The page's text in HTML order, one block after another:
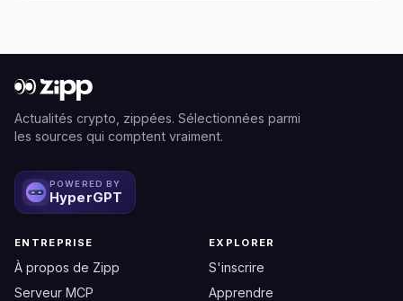
Actualités crypto, zippées. Sélectionnées parmi
les sources qui comptent vraiment.
POWERED BY
HyperGPT
ENTREPRISE
À propos de Zipp
Serveur MCP
EXPLORER
S'inscrire
Apprendre